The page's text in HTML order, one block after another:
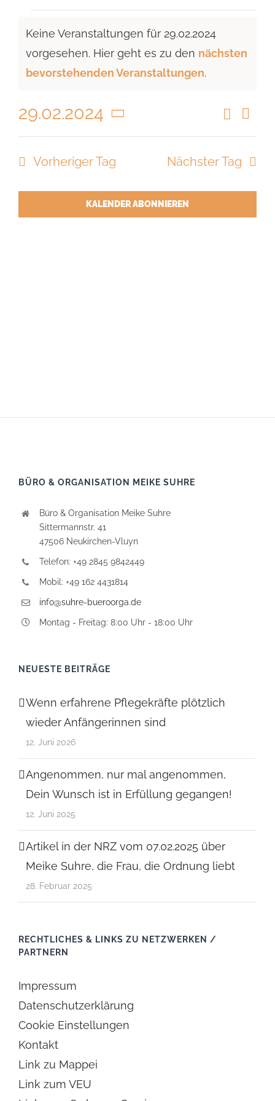
für
29.02.2024
Hinweis
Keine Veranstaltungen für 29.02.2024
vorgesehen. Hier geht es zu den nächsten
bevorstehenden Veranstaltungen.
und
Suche
Tag
29.02.2024
Datum
wählen.
Vorheriger Tag Nächster Tag
KALENDER ABONNIEREN
BÜRO & ORGANISATION MEIKE SUHRE
Büro & Organisation Meike Suhre
Sittermannstr. 41
47506 Neukirchen-Vluyn
Telefon: +49 2845 9842449
Mobil: +49 162 4431814
info@suhre-bueroorga.de
Montag - Freitag: 8:00 Uhr - 18:00 Uhr
NEUESTE BEITRÄGE
Wenn erfahrene Pflegekräfte plötzlich
wieder Anfängerinnen sind
12. Juni 2026
Angenommen, nur mal angenommen,
Dein Wunsch ist in Erfüllung gegangen!
12. Juni 2025
Artikel in der NRZ vom 07.02.2025 über
Meike Suhre, die Frau, die Ordnung liebt
28. Februar 2025
RECHTLICHES & LINKS ZU NETZWERKEN /
PARTNERN
Impressum
Datenschutzerklärung
Cookie Einstellungen
Kontakt
Link zu Mappei
Link zum VEU